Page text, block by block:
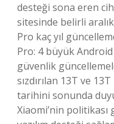
desteği sona eren
sitesinde belirli
Pro kaç yıl
Pro: 4 büyük Android
güvenlik
sızdırılan 13T ve
tarihini sonunda
Xiaomi’nin